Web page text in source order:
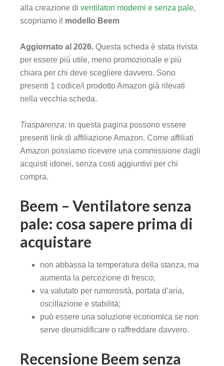
alla creazione di ventilatori moderni e senza pale,
scopriamo il modello Beem
Aggiornato al 2026. Questa scheda è stata rivista
per essere più utile, meno promozionale e più
chiara per chi deve scegliere davvero. Sono
presenti 1 codice/i prodotto Amazon già rilevati
nella vecchia scheda.
Trasparenza: in questa pagina possono essere
presenti link di affiliazione Amazon. Come affiliati
Amazon possiamo ricevere una commissione dagli
acquisti idonei, senza costi aggiuntivi per chi
compra.
Beem – Ventilatore senza
pale: cosa sapere prima di
acquistare
non abbassa la temperatura della stanza, ma
aumenta la percezione di fresco;
va valutato per rumorosità, portata d’aria,
oscillazione e stabilità;
può essere una soluzione economica se non
serve deumidificare o raffreddare davvero.
Recensione Beem senza